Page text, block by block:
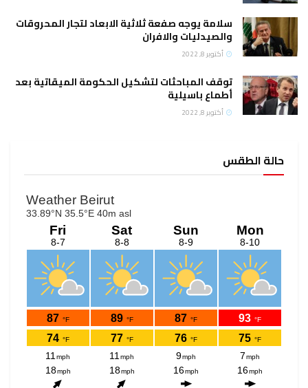
سلامة يوجه صفعة ثلاثية الابعاد لتجار المحروقات
والصيدليات والافران
أكتوبر 8, 2022
توقف المباحثات لتشكيل الحكومة الميقاتية بعد
أطماع باسيلية
أكتوبر 8, 2022
حالة الطقس